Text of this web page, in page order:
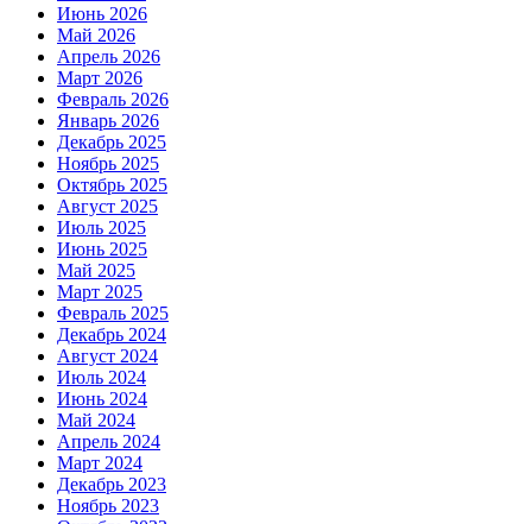
Июнь 2026
Май 2026
Апрель 2026
Март 2026
Февраль 2026
Январь 2026
Декабрь 2025
Ноябрь 2025
Октябрь 2025
Август 2025
Июль 2025
Июнь 2025
Май 2025
Март 2025
Февраль 2025
Декабрь 2024
Август 2024
Июль 2024
Июнь 2024
Май 2024
Апрель 2024
Март 2024
Декабрь 2023
Ноябрь 2023